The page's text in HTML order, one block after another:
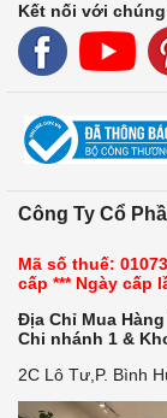
Kết nối với
Công Ty Cổ
Mã số thuế:
cấp *** Ngày cấp
Địa Chỉ Mua
Chi nhánh 1 &
2C Lô Tư,P. Bình